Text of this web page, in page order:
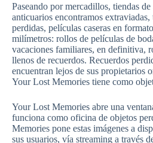
Paseando por mercadillos, tiendas
anticuarios encontramos extraviadas,
perdidas, películas caseras en
milímetros: rollos de películas de
vacaciones familiares, en definitiva,
llenos de recuerdos. Recuerdos
encuentran lejos de sus propietarios
Your Lost Memories tiene como
Your Lost Memories abre una
funciona como oficina de objetos
Memories pone estas imágenes a
sus usuarios, vía streaming a través